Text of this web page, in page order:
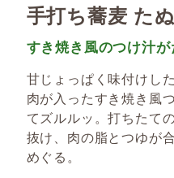
手打ち蕎麦 た
すき焼き風のつけ汁
甘じょっぱく味付けし
肉が入ったすき焼き風
てズルルッ。打ちたて
抜け、肉の脂とつゆが
めぐる。